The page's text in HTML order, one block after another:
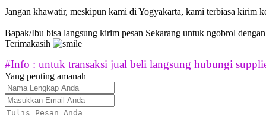
Jangan khawatir, meskipun kami di Yogyakarta, kami terbiasa kirim
Bapak/Ibu bisa langsung kirim pesan Sekarang untuk ngobrol dengan
Terimakasih
#Info : untuk transaksi jual beli langsung hubungi
Yang penting amanah